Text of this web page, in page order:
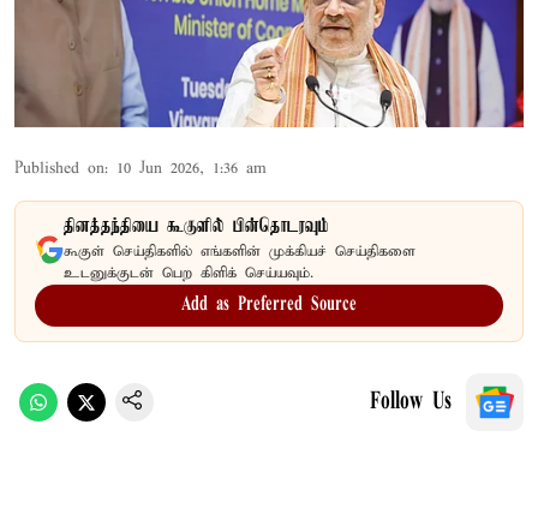
Published on: 10 Jun 2026, 1:36 am
தினத்தந்தியை கூகுளில் பின்தொடரவும்
கூகுள் செய்திகளில் எங்களின் முக்கியச் செய்திகளை
உடனுக்குடன் பெற கிளிக் செய்யவும்.
Add as Preferred Source
Follow Us